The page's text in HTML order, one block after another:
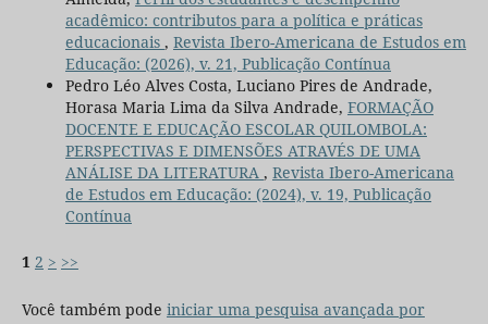
acadêmico: contributos para a política e práticas
educacionais , Revista Ibero-Americana de Estudos em
Educação: (2026), v. 21, Publicação Contínua
Pedro Léo Alves Costa, Luciano Pires de Andrade,
Horasa Maria Lima da Silva Andrade, FORMAÇÃO
DOCENTE E EDUCAÇÃO ESCOLAR QUILOMBOLA:
PERSPECTIVAS E DIMENSÕES ATRAVÉS DE UMA
ANÁLISE DA LITERATURA , Revista Ibero-Americana
de Estudos em Educação: (2024), v. 19, Publicação
Contínua
1 2 > >>
Você também pode iniciar uma pesquisa avançada por